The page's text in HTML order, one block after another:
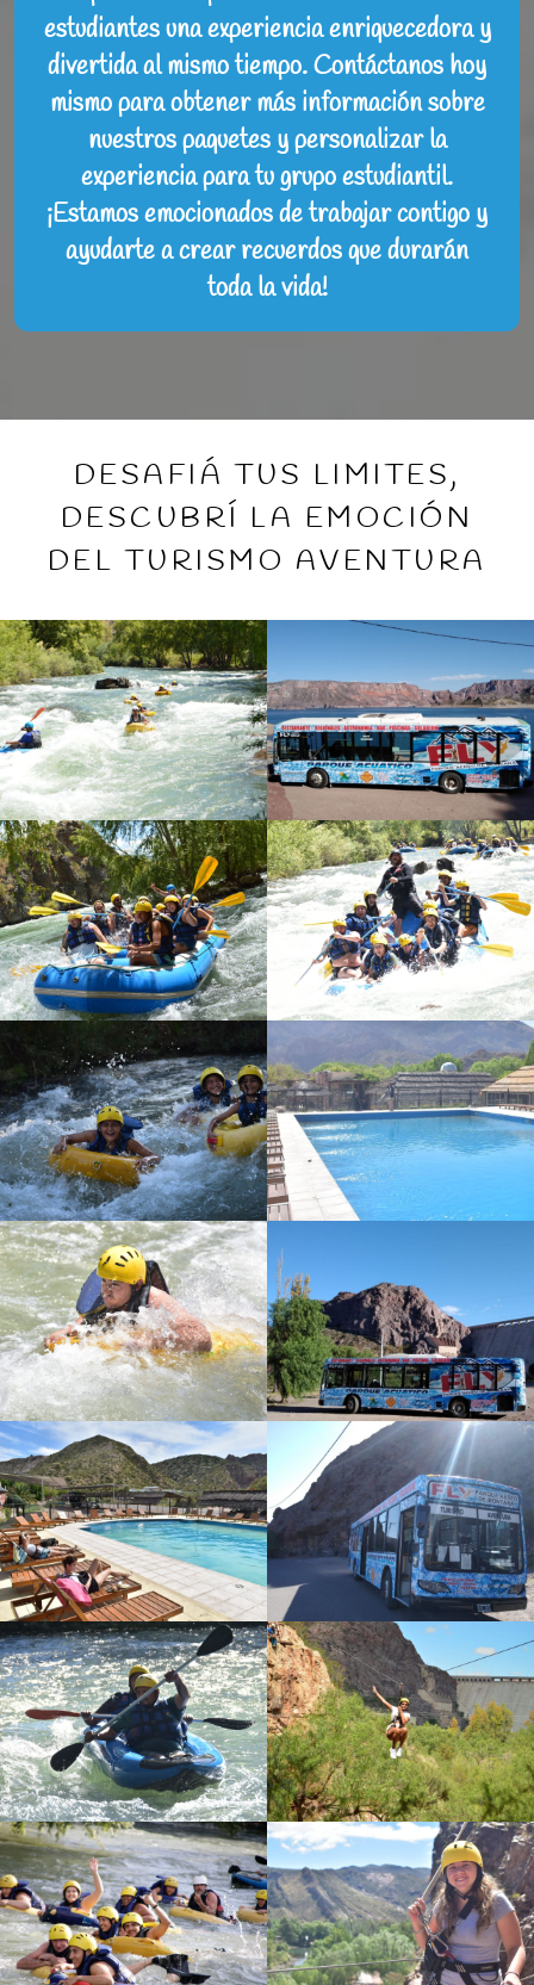
estudiantes una experiencia enriquecedora y
divertida al mismo tiempo. Contáctanos hoy
mismo para obtener más información sobre
nuestros paquetes y personalizar la
experiencia para tu grupo estudiantil.
¡Estamos emocionados de trabajar contigo y
ayudarte a crear recuerdos que durarán
toda la vida!
DESAFIÁ TUS LIMITES,
DESCUBRÍ LA EMOCIÓN
DEL TURISMO AVENTURA